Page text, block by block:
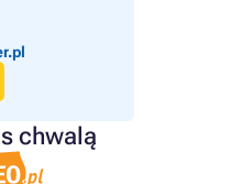
chwalą